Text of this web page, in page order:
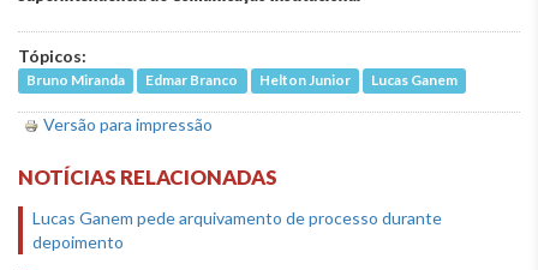
Tópicos:
Bruno Miranda Edmar Branco Helton Junior Lucas Ganem
Versão para impressão
NOTÍCIAS RELACIONADAS
Lucas Ganem pede arquivamento de processo durante
depoimento